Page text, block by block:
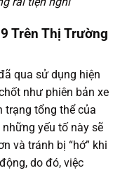
Trên Thị Trường
qua sử dụng hiện
như phiên bản xe
trạng tổng thể của
yếu tố này sẽ
và tránh bị “hớ” khi
do đó, việc